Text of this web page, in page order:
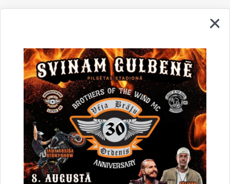
Kontaktinformācija
Saistītas tēmas
Aktualitātes: Koprades telpas